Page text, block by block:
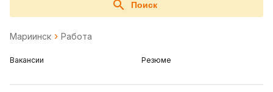
Поиск
Мариинск Работа
Вакансии Резюме